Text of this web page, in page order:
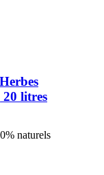
litres
naturels